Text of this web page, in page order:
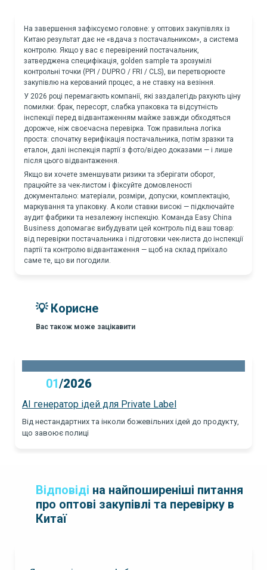
На завершення зафіксуємо головне: у оптових закупівлях із
Китаю результат дає не «вдача з постачальником», а система
контролю. Якщо у вас є перевірений постачальник,
затверджена специфікація, golden sample та зрозумілі
контрольні точки (PPI / DUPRO / FRI / CLS), ви перетворюєте
закупівлю на керований процес, а не ставку на везіння.
У 2026 році перемагають компанії, які заздалегідь рахують ціну
помилки: брак, пересорт, слабка упаковка та відсутність
інспекції перед відвантаженням майже завжди обходяться
дорожче, ніж своєчасна перевірка. Тож правильна логіка
проста: спочатку верифікація постачальника, потім зразки та
еталон, далі інспекція партії з фото/відео доказами — і лише
після цього відвантаження.
Якщо ви хочете зменшувати ризики та зберігати оборот,
працюйте за чек-листом і фіксуйте домовленості
документально: матеріали, розміри, допуски, комплектацію,
маркування та упаковку. А коли ставки високі — підключайте
аудит фабрики та незалежну інспекцію. Команда Easy China
Business допомагає вибудувати цей контроль під ваш товар:
від перевірки постачальника і підготовки чек-листа до інспекції
партії та контролю відвантаження — щоб на склад приїхало
саме те, що ви погодили.
💡 Корисне
Вас також може зацікавити
01/2026
AI генератор ідей для Private Label
Від нестандартних та інколи божевільних ідей до продукту,
що завоює полиці
Відповіді на найпоширеніші питання
про оптові закупівлі та перевірку в
Китаї